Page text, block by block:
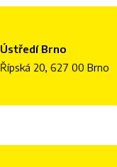
Ústředí Brno
Řípská 20, 627 00 Brno